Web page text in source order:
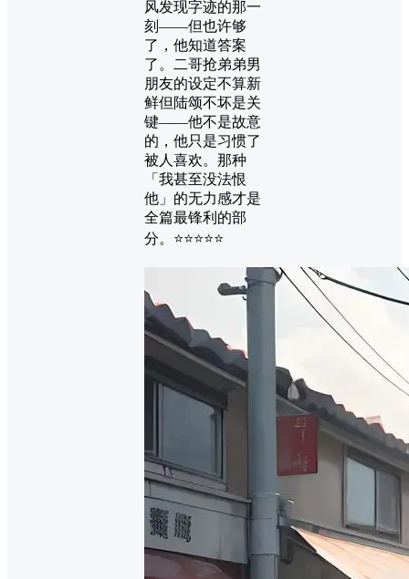
风发现字迹的那一
刻——但也许够
了，他知道答案
了。二哥抢弟弟男
朋友的设定不算新
鲜但陆颂不坏是关
键——他不是故意
的，他只是习惯了
被人喜欢。那种
「我甚至没法恨
他」的无力感才是
全篇最锋利的部
分。⭐⭐⭐⭐⭐